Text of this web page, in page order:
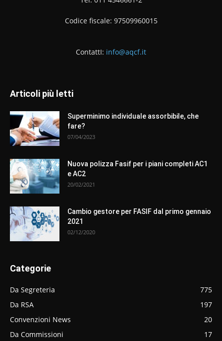
Codice fiscale: 97509960015
ContattI: info@aqcf.it
Articoli più letti
Superminimo individuale assorbibile, che
fare?
07/04/2023
Nuova polizza Fasif per i piani completi AC1
e AC2
20/02/2021
Cambio gestore per FASIF dal primo gennaio
2021
02/12/2020
Categorie
Da Segreteria
775
Da RSA
197
Convenzioni News
20
Da Commissioni
17